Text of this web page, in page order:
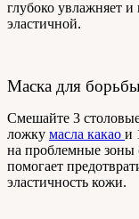
глубоко увлажняет и
эластичной.
Маска для
Смешайте 3
ложку масла какао и
на проблемные зоны
помогает
эластичность кожи.